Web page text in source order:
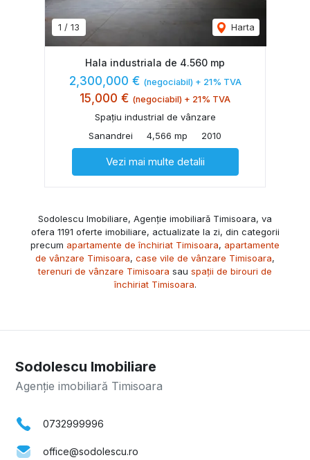
1 / 13 Harta
Hala industriala de 4.560 mp
2,300,000 € (negociabil) + 21% TVA
15,000 € (negociabil) + 21% TVA
Spațiu industrial de vânzare
Sanandrei
4,566 mp 2010
Vezi mai multe detalii
Sodolescu Imobiliare, Agenție imobiliară Timisoara, va
ofera 1191 oferte imobiliare, actualizate la zi, din categorii
precum apartamente de închiriat Timisoara, apartamente
de vânzare Timisoara, case vile de vânzare Timisoara,
terenuri de vânzare Timisoara sau spații de birouri de
închiriat Timisoara.
Sodolescu Imobiliare
Agenție imobiliară Timisoara
0732999996
office@sodolescu.ro